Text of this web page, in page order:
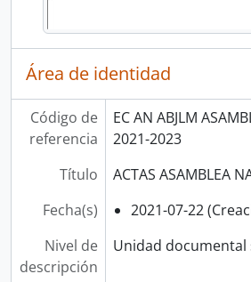
Área de identidad
Código de
referencia
EC AN ABJLM
2021-2023
Título
ACTAS ASAMBLEA
Fecha(s)
2021-07-22
Nivel de
descripción
Unidad documental